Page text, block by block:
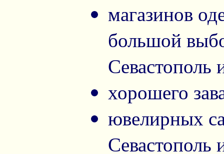
магазинов
большой
Севастополь
хорошего
ювелирных
Севастополь